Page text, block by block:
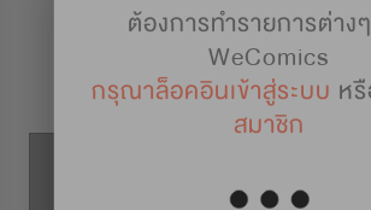
รายละเอียดการ์ตูน
ต้องการทำรายการต่าง
WeComics
กรุณาล็อคอินเข้าสู่ระบบ ห
สมาชิก